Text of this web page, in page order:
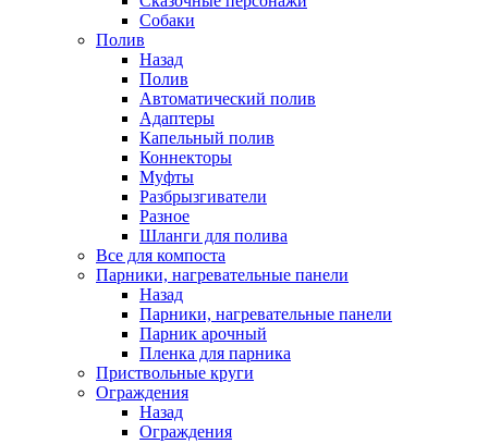
Собаки
Полив
Назад
Полив
Автоматический полив
Адаптеры
Капельный полив
Коннекторы
Муфты
Разбрызгиватели
Разное
Шланги для полива
Все для компоста
Парники, нагревательные панели
Назад
Парники, нагревательные панели
Парник арочный
Пленка для парника
Приствольные круги
Ограждения
Назад
Ограждения